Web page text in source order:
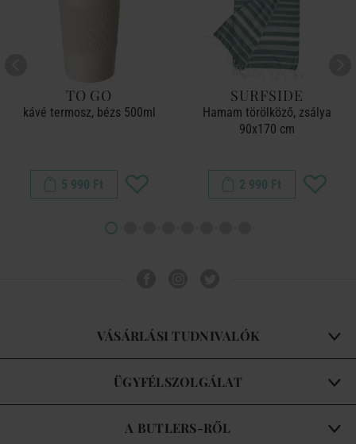
TO GO
kávé termosz, bézs 500ml
5 990 Ft
SURFSIDE
Hamam törölköző, zsálya
90x170 cm
2 990 Ft
VÁSÁRLÁSI TUDNIVALÓK
ÜGYFÉLSZOLGÁLAT
A BUTLERS-RŐL